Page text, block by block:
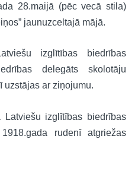
28.maijā (pēc vecā stila)
jaunuzceltajā mājā.
izglītības biedrības
delegāts skolotāju
uzstājas ar ziņojumu.
izglītības biedrības
rudenī atgriežas